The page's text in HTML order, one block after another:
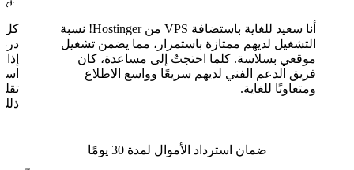
أنا سعيد للغاية باستضافة VPS من Hostinger! نسبة
التشغيل لديهم ممتازة باستمرار، مما يضمن تشغيل
موقعي بسلاسة. كلما احتجتُ إلى مساعدة، كان
فريق الدعم الفني لديهم سريعًا وواسع الاطلاع
ومتعاونًا للغاية.
ضمان استرداد الأموال لمدة 30 يومًا